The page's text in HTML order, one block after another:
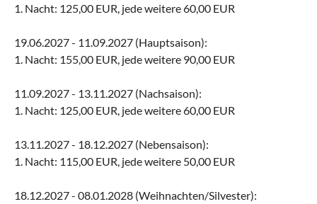
1. Nacht: 125,00 EUR, jede weitere 60,00 EUR
19.06.2027 - 11.09.2027 (Hauptsaison):
1. Nacht: 155,00 EUR, jede weitere 90,00 EUR
11.09.2027 - 13.11.2027 (Nachsaison):
1. Nacht: 125,00 EUR, jede weitere 60,00 EUR
13.11.2027 - 18.12.2027 (Nebensaison):
1. Nacht: 115,00 EUR, jede weitere 50,00 EUR
18.12.2027 - 08.01.2028 (Weihnachten/Silvester):